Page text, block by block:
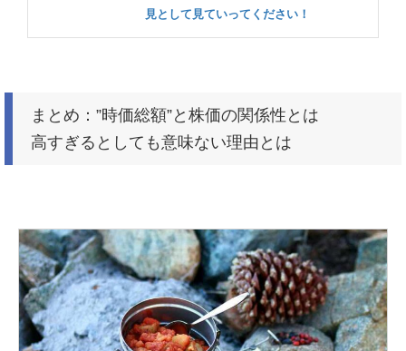
見として見ていってください！
まとめ：”時価総額”と株価の関係性とは
高すぎるとしても意味ない理由とは